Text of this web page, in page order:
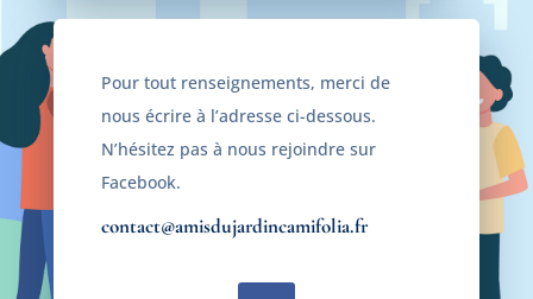
Pour tout renseignements, merci de
nous écrire à l’adresse ci-dessous.
N’hésitez pas à nous rejoindre sur
Facebook.
contact@amisdujardincamifolia.fr